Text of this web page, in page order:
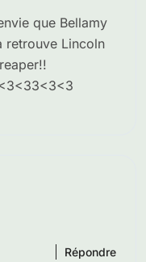
que Bellamy
retrouve Lincoln
Répondre